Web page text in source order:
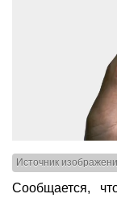
Источник
Сообщается,